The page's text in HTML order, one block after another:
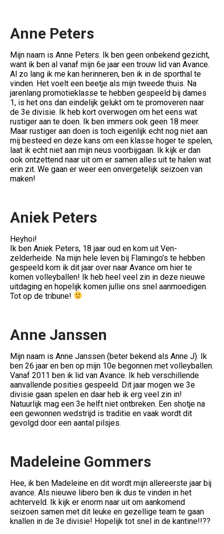
Anne Peters
Mijn naam is Anne Peters. Ik ben geen onbekend gezicht,
want ik ben al vanaf mijn 6e jaar een trouw lid van Avance.
Al zo lang ik me kan herinneren, ben ik in de sporthal te
vinden. Het voelt een beetje als mijn tweede thuis. Na
jarenlang promotieklasse te hebben gespeeld bij dames
1, is het ons dan eindelijk gelukt om te promoveren naar
de 3e divisie. Ik heb kort overwogen om het eens wat
rustiger aan te doen. Ik ben immers ook geen 18 meer.
Maar rustiger aan doen is toch eigenlijk echt nog niet aan
mij besteed en deze kans om een klasse hoger te spelen,
laat ik echt niet aan mijn neus voorbijgaan. Ik kijk er dan
ook ontzettend naar uit om er samen alles uit te halen wat
erin zit. We gaan er weer een onvergetelijk seizoen van
maken!
Aniek Peters
Heyhoi!
Ik ben Aniek Peters, 18 jaar oud en kom uit Ven-
zelderheide. Na mijn hele leven bij Flamingo’s te hebben
gespeeld kom ik dit jaar over naar Avance om hier te
komen volleyballen! Ik heb heel veel zin in deze nieuwe
uitdaging en hopelijk komen jullie ons snel aanmoedigen.
Tot op de tribune!
Anne Janssen
Mijn naam is Anne Janssen (beter bekend als Anne J). Ik
ben 26 jaar en ben op mijn 10e begonnen met volleyballen.
Vanaf 2011 ben ik lid van Avance. Ik heb verschillende
aanvallende posities gespeeld. Dit jaar mogen we 3e
divisie gaan spelen en daar heb ik erg veel zin in!
Natuurlijk mag een 3e helft niet ontbreken. Een shotje na
een gewonnen wedstrijd is traditie en vaak wordt dit
gevolgd door een aantal pilsjes.
Madeleine Gommers
Hee, ik ben Madeleine en dit wordt mijn allereerste jaar bij
avance. Als nieuwe libero ben ik dus te vinden in het
achterveld. Ik kijk er enorm naar uit om aankomend
seizoen samen met dit leuke en gezellige team te gaan
knallen in de 3e divisie! Hopelijk tot snel in de kantine!!??